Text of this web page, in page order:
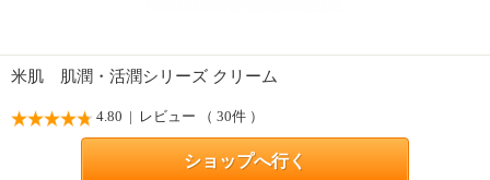
米肌 肌潤・活潤シリーズ クリーム
4.80 | レビュー （ 30件 ）
ショップへ行く